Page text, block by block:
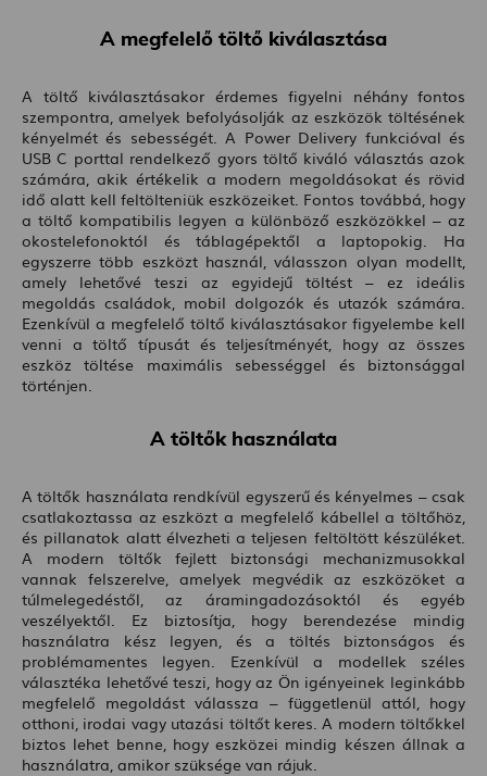
A megfelelő töltő kiválasztása
A töltő kiválasztásakor érdemes figyelni néhány fontos
szempontra, amelyek befolyásolják az eszközök töltésének
kényelmét és sebességét. A Power Delivery funkcióval és
USB C porttal rendelkező gyors töltő kiváló választás azok
számára, akik értékelik a modern megoldásokat és rövid
idő alatt kell feltölteniük eszközeiket. Fontos továbbá, hogy
a töltő kompatibilis legyen a különböző eszközökkel – az
okostelefonoktól és táblagépektől a laptopokig. Ha
egyszerre több eszközt használ, válasszon olyan modellt,
amely lehetővé teszi az egyidejű töltést – ez ideális
megoldás családok, mobil dolgozók és utazók számára.
Ezenkívül a megfelelő töltő kiválasztásakor figyelembe kell
venni a töltő típusát és teljesítményét, hogy az összes
eszköz töltése maximális sebességgel és biztonsággal
történjen.
A töltők használata
A töltők használata rendkívül egyszerű és kényelmes – csak
csatlakoztassa az eszközt a megfelelő kábellel a töltőhöz,
és pillanatok alatt élvezheti a teljesen feltöltött készüléket.
A modern töltők fejlett biztonsági mechanizmusokkal
vannak felszerelve, amelyek megvédik az eszközöket a
túlmelegedéstől, az áramingadozásoktól és egyéb
veszélyektől. Ez biztosítja, hogy berendezése mindig
használatra kész legyen, és a töltés biztonságos és
problémamentes legyen. Ezenkívül a modellek széles
választéka lehetővé teszi, hogy az Ön igényeinek leginkább
megfelelő megoldást válassza – függetlenül attól, hogy
otthoni, irodai vagy utazási töltőt keres. A modern töltőkkel
biztos lehet benne, hogy eszközei mindig készen állnak a
használatra, amikor szüksége van rájuk.